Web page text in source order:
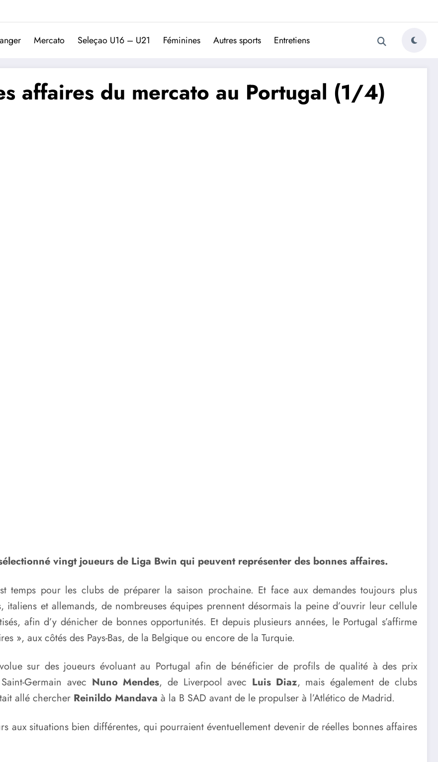
Trivela
L'actualité du football portugais
Mercato Seleçao U16 – U21 Féminines Autres sports Entretiens
affaires du mercato au Portugal (1/4)
vingt joueurs de Liga Bwin qui peuvent représenter des bonnes affaires.
temps pour les clubs de préparer la saison prochaine. Et face aux demandes toujours plus
italiens et allemands, de nombreuses équipes prennent désormais la peine d’ouvrir leur cellule
afin d’y dénicher de bonnes opportunités. Et depuis plusieurs années, le Portugal s’affirme
», aux côtés des Pays-Bas, de la Belgique ou encore de la Turquie.
sur des joueurs évoluant au Portugal afin de bénéficier de profils de qualité à des prix
Germain avec Nuno Mendes, de Liverpool avec Luis Diaz, mais également de clubs
allé chercher Reinildo Mandava à la B SAD avant de le propulser à l’Atlético de Madrid.
aux situations bien différentes, qui pourraient éventuellement devenir de réelles bonnes affaires